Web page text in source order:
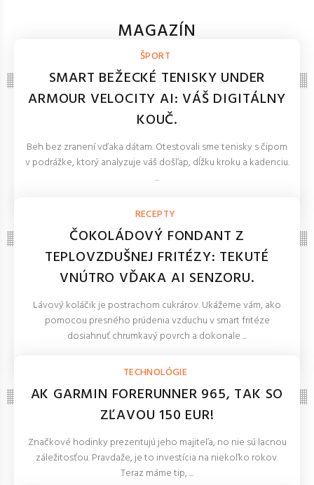
skvelé ceny s dopravou až domov.
MAGAZÍN
NOVINKY, TECHNOLÓGIE, BLOG
ŠPORT
SMART BEŽECKÉ TENISKY UNDER
ARMOUR VELOCITY AI: VÁŠ DIGITÁLNY
KOUČ.
Beh bez zranení vďaka dátam. Otestovali sme tenisky s čipom
v podrážke, ktorý analyzuje váš došľap, dĺžku kroku a kadenciu.
...
RECEPTY
ČOKOLÁDOVÝ FONDANT Z
TEPLOVZDUŠNEJ FRITÉZY: TEKUTÉ
VNÚTRO VĎAKA AI SENZORU.
Lávový koláčik je postrachom cukrárov. Ukážeme vám, ako
pomocou presného prúdenia vzduchu v smart fritéze
dosiahnuť chrumkavý povrch a dokonale ...
TECHNOLÓGIE
AK GARMIN FORERUNNER 965, TAK SO
ZĽAVOU 150 EUR!
Značkové hodinky prezentujú jeho majiteľa, no nie sú lacnou
záležitosťou. Pravdaže, je to investícia na niekoľko rokov.
Teraz máme tip, ...